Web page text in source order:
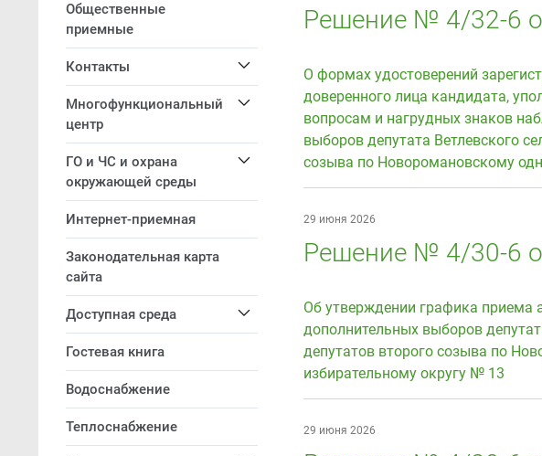
Общественные
приемные
Контакты
Многофункциональный
центр
ГО и ЧС и охрана
окружающей среды
Интернет-приемная
Законодательная карта
сайта
Доступная среда
Гостевая книга
Водоснабжение
Теплоснабжение
Решение № 4/32-6
О формах удостоверений
доверенного лица кандидата,
вопросам и нагрудных знаков
выборов депутата Ветлевского
созыва по Новоромановскому
29 июня 2026
Решение № 4/30-6
Об утверждении графика приема
дополнительных выборов
депутатов второго созыва по
избирательному округу № 13
29 июня 2026